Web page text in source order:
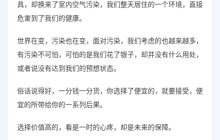
具，却换来了室内空气污染，我们整天居住的一个环境，直接
危害到了我们的健康。
世界在变，污染也在变，面对污染，我们考虑的也越来越多，
有污染不可怕，可怕的是我们花了银子，却并没有什么用处，
或者说没有达到我们的预想状态。
俗话说得好，一分钱一分货，你选择了便宜的，就要接受，便
宜的所带给你的一系列后果。
选择价值高的，看是一时的心疼，却是未来的保障。